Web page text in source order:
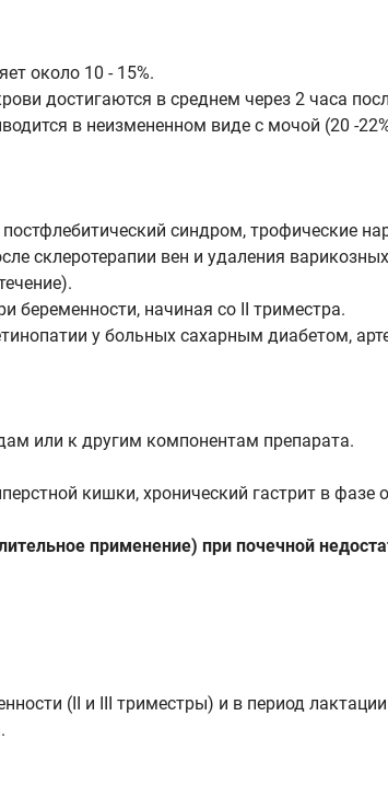
около 10 - 15%.
достигаются в среднем через 2 часа
в неизмененном виде с мочой (20 -
синдром, трофические
склеротерапии вен и удаления
беременности, начиная со II триместра.
у больных сахарным диабетом,
или к другим компонентам препарата.
кишки, хронический гастрит в
применение) при почечной
(II и III триместры) и в период